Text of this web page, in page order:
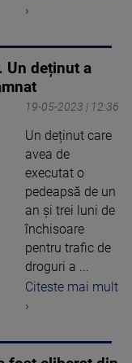
›
Un deținut a
19-05-2023 | 12:36
Un deținut care
avea de
executat o
pedeapsă de un
an și trei luni de
închisoare
pentru trafic de
droguri a ...
Citeste mai mult
›